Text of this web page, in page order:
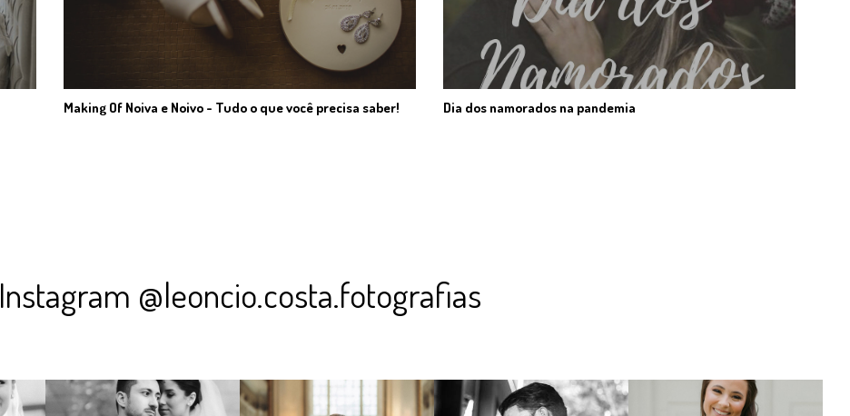
Making Of Noiva e Noivo - Tudo o que você precisa saber! Dia dos namorados na pandemia
Instagram @leoncio.costa.fotografias